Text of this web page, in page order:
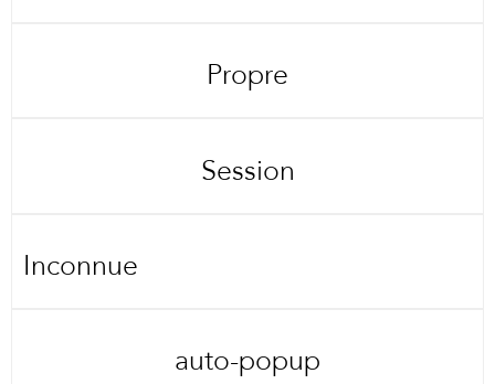
Propre
Session
Inconnue
auto-popup